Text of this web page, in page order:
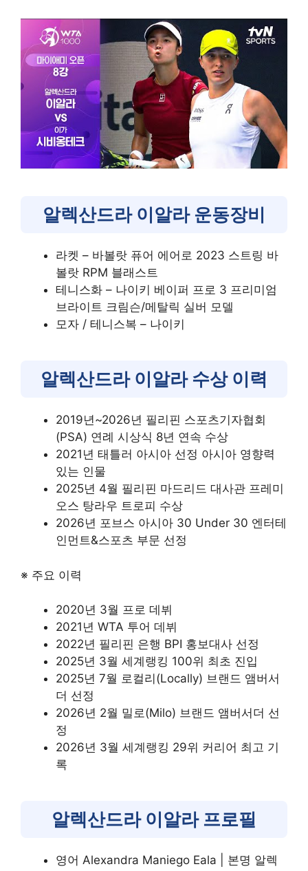
알렉산드라 이알라 운동장비
라켓 – 바볼랏 퓨어 에어로 2023 스트링 바
볼랏 RPM 블래스트
테니스화 – 나이키 베이퍼 프로 3 프리미엄
브라이트 크림슨/메탈릭 실버 모델
모자 / 테니스복 – 나이키
알렉산드라 이알라 수상 이력
2019년~2026년 필리핀 스포츠기자협회
(PSA) 연례 시상식 8년 연속 수상
2021년 태틀러 아시아 선정 아시아 영향력
있는 인물
2025년 4월 필리핀 마드리드 대사관 프레미
오스 탕라우 트로피 수상
2026년 포브스 아시아 30 Under 30 엔터테
인먼트&스포츠 부문 선정
※ 주요 이력
2020년 3월 프로 데뷔
2021년 WTA 투어 데뷔
2022년 필리핀 은행 BPI 홍보대사 선정
2025년 3월 세계랭킹 100위 최초 진입
2025년 7월 로컬리(Locally) 브랜드 앰버서
더 선정
2026년 2월 밀로(Milo) 브랜드 앰버서더 선
정
2026년 3월 세계랭킹 29위 커리어 최고 기
록
알렉산드라 이알라 프로필
영어 Alexandra Maniego Eala | 본명 알렉